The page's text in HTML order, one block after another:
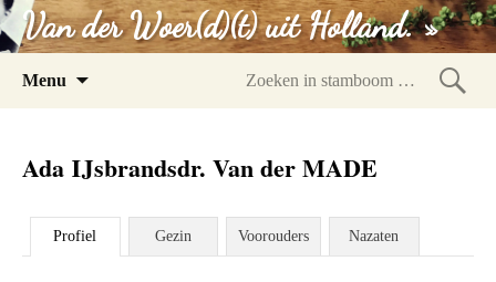
Van der Woer(d)(t) uit Holland. »
Menu
Ada IJsbrandsdr. Van der MADE
Profiel Gezin Voorouders Nazaten